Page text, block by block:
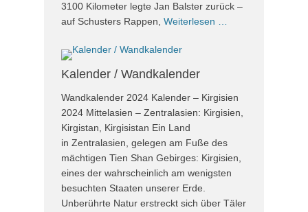
3100 Kilometer legte Jan Balster zurück –
auf Schusters Rappen, Weiterlesen …
Kalender / Wandkalender
Wandkalender 2024 Kalender – Kirgisien
2024 Mittelasien – Zentralasien: Kirgisien,
Kirgistan, Kirgisistan Ein Land
in Zentralasien, gelegen am Fuße des
mächtigen Tien Shan Gebirges: Kirgisien,
eines der wahrscheinlich am wenigsten
besuchten Staaten unserer Erde.
Unberührte Natur erstreckt sich über Täler